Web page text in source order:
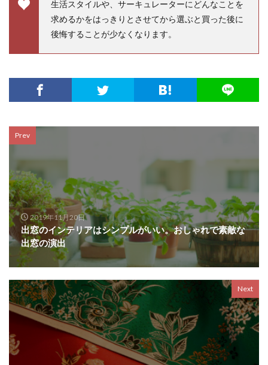
生活スタイルや、サーキュレーターにどんなことを
求めるかをはっきりとさせてから選ぶと買った後に
後悔することが少なくなります。
Prev
2019年11月20日
出窓のインテリアはシンプルがいい。おしゃれで素敵な
出窓の演出
Next